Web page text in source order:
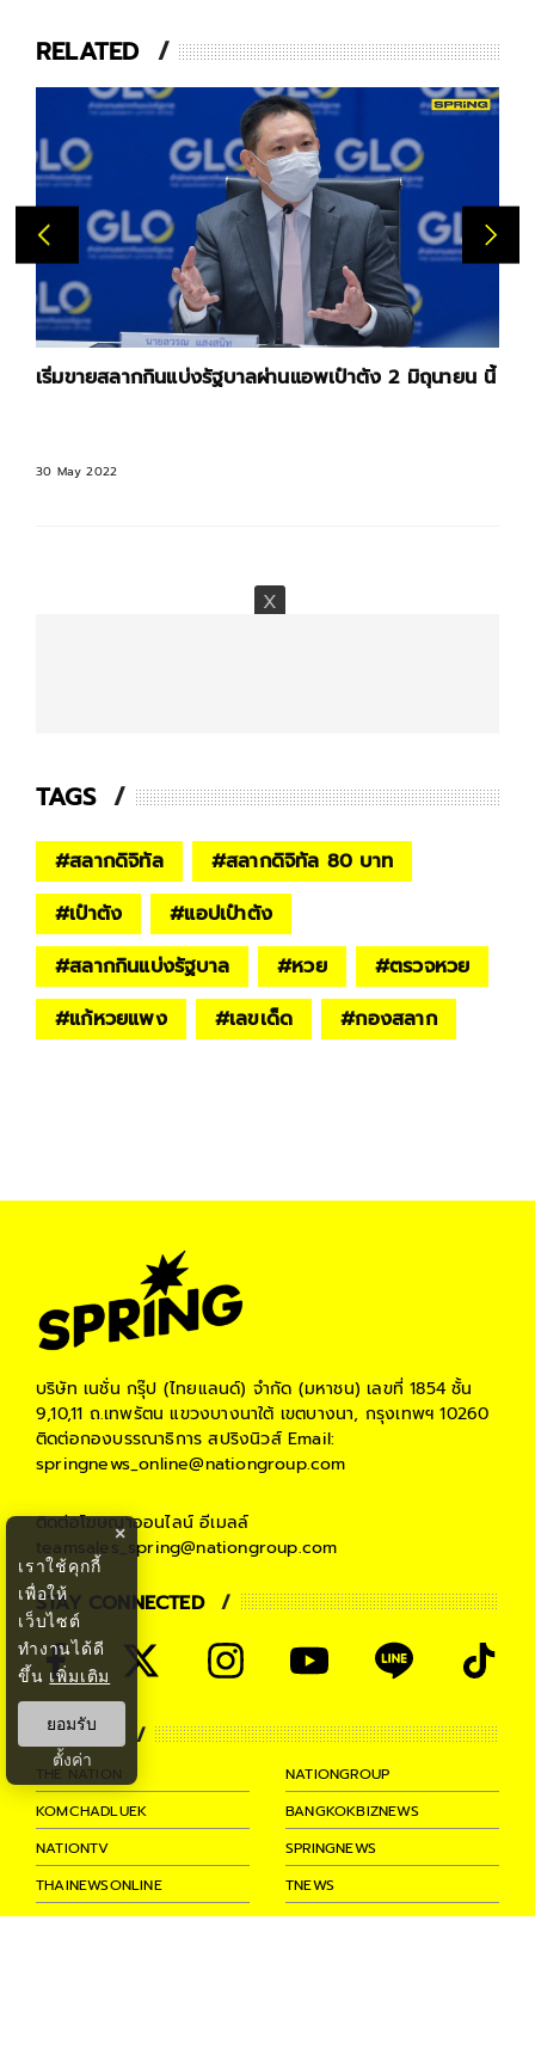
RELATED
าตัง 2 มิถุนายน นี้
"กองสลาก"ชี้แจงวิธีจำหน่ายสลากบนแพ
TAGS
#สลากดิจิทัล #สลากดิจิทัล 80 บาท
#เป๋าตัง #แอปเป๋าตัง
#สลากกินแบ่งรัฐบาล #หวย #ตรวจหวย
#แก้หวยแพง #เลขเด็ด #กองสลาก
บริษัท เนชั่น กรุ๊ป (ไทยแลนด์) จำกัด (มหาชน) เลขที่ 1854 ชั้น
9,10,11 ถ.เทพรัตน แขวงบางนาใต้ เขตบางนา, กรุงเทพฯ 10260
ติดต่อกองบรรณาธิการ สปริงนิวส์Email:
springnews_online@nationgroup.com
ติดต่อโฆษณาออนไลน์ อีเมลล์
teamsales_spring@nationgroup.com
STAY CONNECTED
PARTNER
THE NATION
NATIONGROUP
KOMCHADLUEK
BANGKOKBIZNEWS
NATIONTV
SPRINGNEWS
THAINEWSONLINE
TNEWS
THANSETTAKIJ
×
เราใช้คุกกี้
เพื่อให้
เว็บไซต์
ทำงานได้ดี
ขึ้น เพิ่มเติม
ยอมรับ
ตั้งค่า